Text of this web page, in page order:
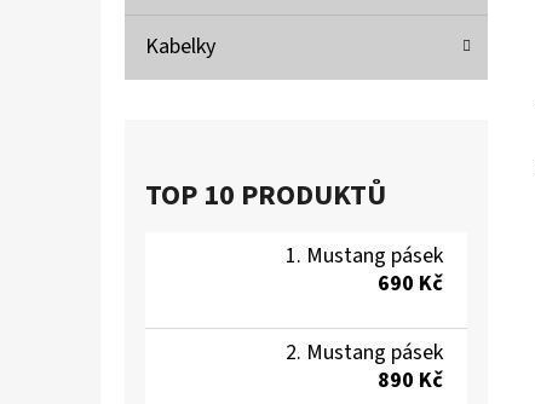
Kabelky
TOP 10 PRODUKTŮ
Mustang pásek
690 Kč
Mustang pásek
890 Kč